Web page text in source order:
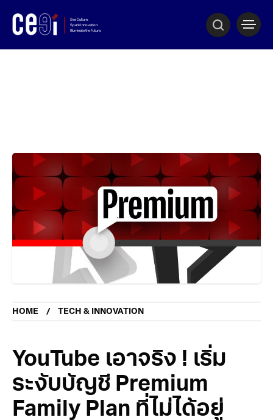
HOME TECH & INNOVATION
YouTube เอาจริง ! เริ่ม
ระงับบัญชี Premium
Family Plan ที่ไม่ได้อยู่